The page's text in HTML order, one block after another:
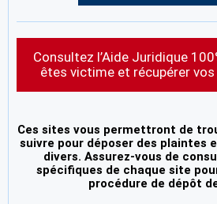
Consultez l’Aide Juridique
êtes victime et récupérer
Ces sites vous permettront de
suivre pour déposer des plaintes
divers. Assurez-vous de
spécifiques de chaque site
procédure de dépôt